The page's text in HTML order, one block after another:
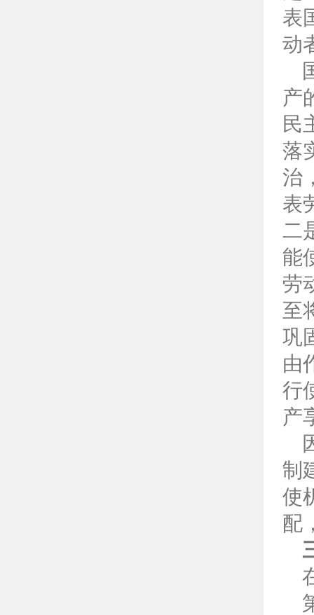
表
动
产
民
落
治
表
二
能
劳
至
巩
由
行
产
制
使
配